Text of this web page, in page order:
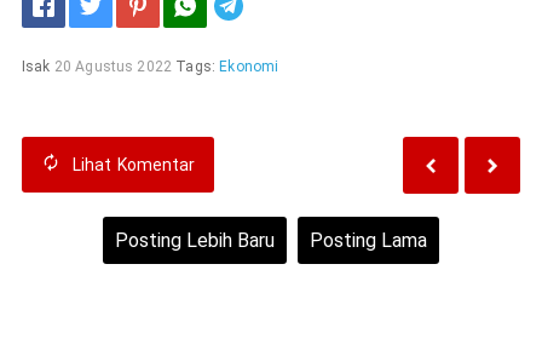
Isak 20 Agustus 2022 Tags: Ekonomi
Lihat Komentar
Posting Lebih Baru Posting Lama